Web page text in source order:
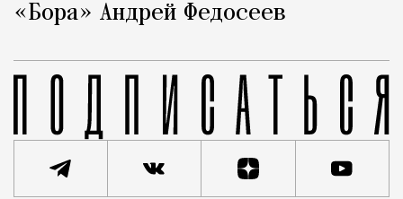
«Бора» Андрей Федосеев